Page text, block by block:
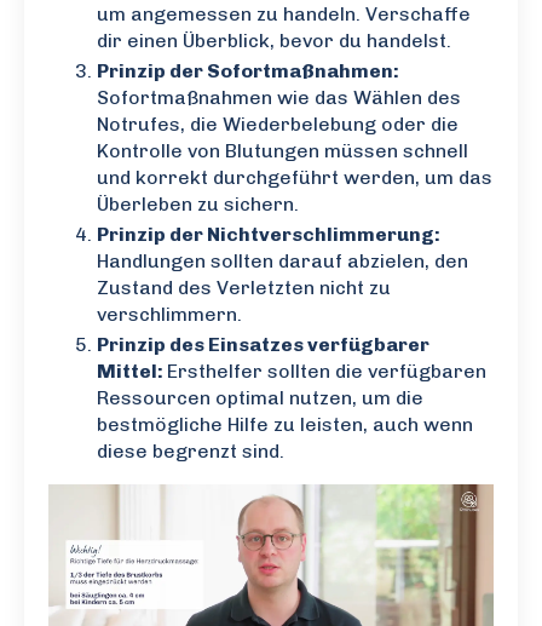
um angemessen zu handeln. Verschaffe
dir einen Überblick, bevor du handelst.
Prinzip der Sofortmaßnahmen:
Sofortmaßnahmen wie das Wählen des
Notrufes, die Wiederbelebung oder die
Kontrolle von Blutungen müssen schnell
und korrekt durchgeführt werden, um das
Überleben zu sichern.
Prinzip der Nichtverschlimmerung:
Handlungen sollten darauf abzielen, den
Zustand des Verletzten nicht zu
verschlimmern.
Prinzip des Einsatzes verfügbarer
Mittel: Ersthelfer sollten die verfügbaren
Ressourcen optimal nutzen, um die
bestmögliche Hilfe zu leisten, auch wenn
diese begrenzt sind.